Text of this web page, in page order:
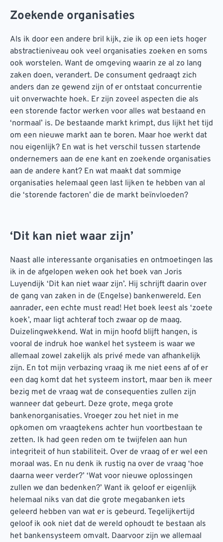
Zoekende organisaties
Als ik door een andere bril kijk, zie ik op een iets hoger
abstractieniveau ook veel organisaties zoeken en soms
ook worstelen. Want de omgeving waarin ze al zo lang
zaken doen, verandert. De consument gedraagt zich
anders dan ze gewend zijn of er ontstaat concurrentie
uit onverwachte hoek. Er zijn zoveel aspecten die als
een storende factor werken voor alles wat bestaand en
‘normaal’ is. De bestaande markt krimpt, dus lijkt het tijd
om een nieuwe markt aan te boren. Maar hoe werkt dat
nou eigenlijk? En wat is het verschil tussen startende
ondernemers aan de ene kant en zoekende organisaties
aan de andere kant? En wat maakt dat sommige
organisaties helemaal geen last lijken te hebben van al
die ‘storende factoren’ die de markt beïnvloeden?
‘Dit kan niet waar zijn’
Naast alle interessante organisaties en ontmoetingen las
ik in de afgelopen weken ook het boek van Joris
Luyendijk ‘Dit kan niet waar zijn’. Hij schrijft daarin over
de gang van zaken in de (Engelse) bankenwereld. Een
aanrader, een echte must read! Het boek leest als ‘zoete
koek’, maar ligt achteraf toch zwaar op de maag.
Duizelingwekkend. Wat in mijn hoofd blijft hangen, is
vooral de indruk hoe wankel het systeem is waar we
allemaal zowel zakelijk als privé mede van afhankelijk
zijn. En tot mijn verbazing vraag ik me niet eens af of er
een dag komt dat het systeem instort, maar ben ik meer
bezig met de vraag wat de consequenties zullen zijn
wanneer dat gebeurt. Deze grote, mega grote
bankenorganisaties. Vroeger zou het niet in me
opkomen om vraagtekens achter hun voortbestaan te
zetten. Ik had geen reden om te twijfelen aan hun
integriteit of hun stabiliteit. Over de vraag of er wel een
moraal was. En nu denk ik rustig na over de vraag ‘hoe
daarna weer verder?’ ‘Wat voor nieuwe oplossingen
zullen we dan bedenken?’ Want ik geloof er eigenlijk
helemaal niks van dat die grote megabanken iets
geleerd hebben van wat er is gebeurd. Tegelijkertijd
geloof ik ook niet dat de wereld ophoudt te bestaan als
het bankensysteem omvalt. Daarvoor zijn we allemaal